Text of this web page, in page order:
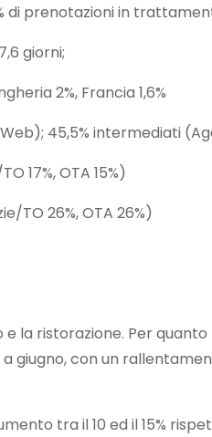
prenotazioni in trattamenti
giorni;
2%, Francia 1,6%
45,5% intermediati
17%, OTA 15%)
TO 26%, OTA 26%)
la ristorazione. Per
giugno, con un
tra il 10 ed il 15%